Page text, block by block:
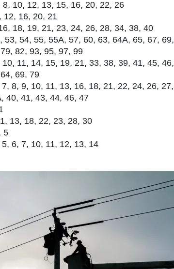
10, 12, 13, 15, 16, 20, 22, 26
16, 20, 21
18, 19, 21, 23, 24, 26, 28, 34, 38, 40
54, 55, 55А, 57, 60, 63, 64А, 65, 67, 69,
82, 93, 95, 97, 99
11, 14, 15, 19, 21, 33, 38, 39, 41, 45, 46,
69, 79
8, 9, 10, 11, 13, 16, 18, 21, 22, 24, 26, 27,
40, 41, 43, 44, 46, 47
13, 18, 22, 23, 28, 30
5
6, 7, 10, 11, 12, 13, 14